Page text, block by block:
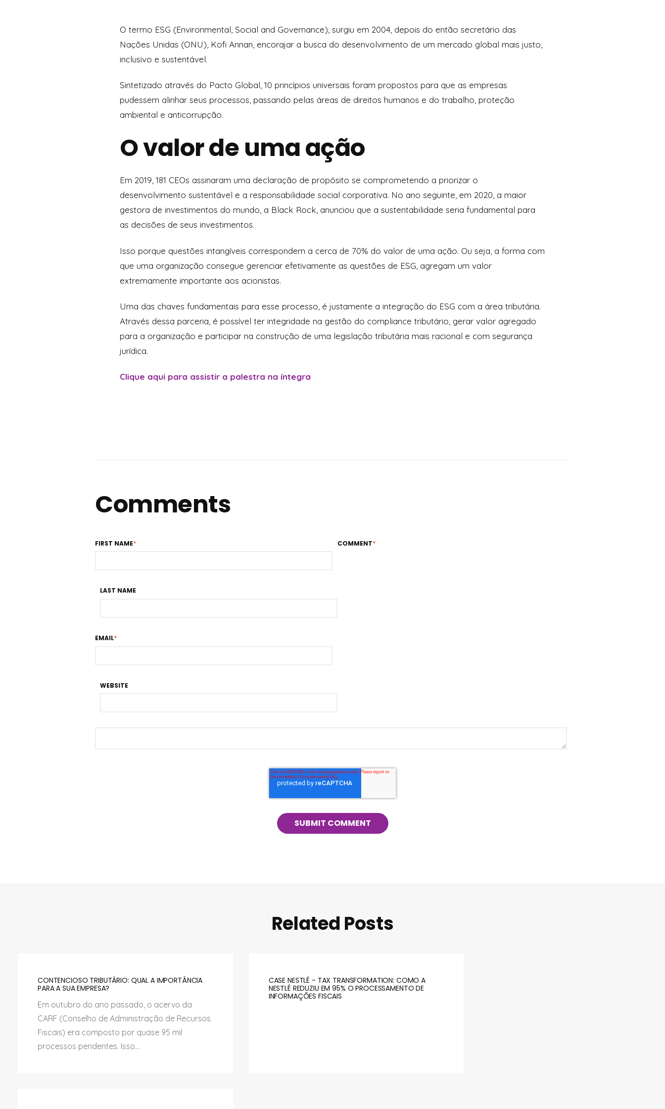
O termo ESG (Environmental, Social and Governance), surgiu em 2004, depois do então secretário das
Nações Unidas (ONU), Kofi Annan, encorajar a busca do desenvolvimento de um mercado global mais justo,
inclusivo e sustentável.
Sintetizado através do Pacto Global, 10 princípios universais foram propostos para que as empresas
pudessem alinhar seus processos, passando pelas áreas de direitos humanos e do trabalho, proteção
ambiental e anticorrupção.
O valor de uma ação
Em 2019, 181 CEOs assinaram uma declaração de propósito se comprometendo a priorizar o
desenvolvimento sustentável e a responsabilidade social corporativa. No ano seguinte, em 2020, a maior
gestora de investimentos do mundo, a Black Rock, anunciou que a sustentabilidade seria fundamental para
as decisões de seus investimentos.
Isso porque questões intangíveis correspondem a cerca de 70% do valor de uma ação. Ou seja, a forma com
que uma organização consegue gerenciar efetivamente as questões de ESG, agregam um valor
extremamente importante aos acionistas.
Uma das chaves fundamentais para esse processo, é justamente a integração do ESG com a área tributária.
Através dessa parceria, é possível ter integridade na gestão do compliance tributário, gerar valor agregado
para a organização e participar na construção de uma legislação tributária mais racional e com segurança
jurídica.
Clique aqui para assistir a palestra na íntegra
Comments
FIRST NAME*
LAST NAME
EMAIL*
WEBSITE
COMMENT*
Related Posts
CONTENCIOSO TRIBUTÁRIO: QUAL A IMPORTÂNCIA
PARA A SUA EMPRESA?
Em outubro do ano passado, o acervo da
CARF (Conselho de Administração de Recursos
Fiscais) era composto por quase 95 mil
processos pendentes. Isso...
CASE NESTLÉ - TAX TRANSFORMATION: COMO A
NESTLÉ REDUZIU EM 95% O PROCESSAMENTO DE
INFORMAÇÕES FISCAIS